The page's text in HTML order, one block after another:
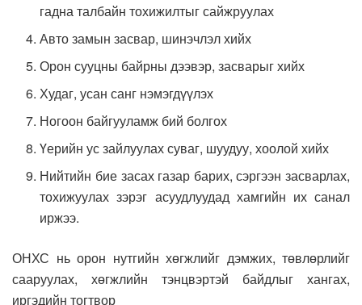
гадна талбайн тохижилтыг сайжруулах
Авто замын засвар, шинэчлэл хийх
Орон сууцны байрны дээвэр, засварыг хийх
Худаг, усан санг нэмэгдүүлэх
Ногоон байгууламж бий болгох
Үерийн ус зайлуулах суваг, шуудуу, хоолой хийх
Нийтийн бие засах газар барих, сэргээн засварлах,
тохижуулах зэрэг асуудлуудад хамгийн их санал
иржээ.
ОНХС нь орон нутгийн хөгжлийг дэмжих, төвлөрлийг
сааруулах, хөгжлийн тэнцвэртэй байдлыг хангах,
иргэдийн тогтвор